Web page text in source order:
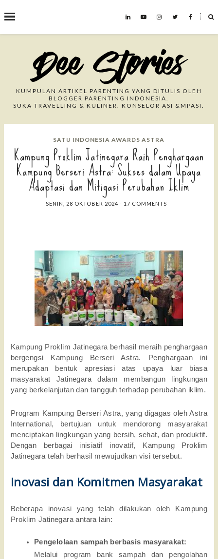
˟
Search This Blog
KUMPULAN ARTIKEL PARENTING YANG DITULIS OLEH
BLOGGER PARENTING INDONESIA.
SUKA TRAVELLING & KULINER. KONSELOR ASI &MPASI.
SATU INDONESIA AWARDS ASTRA
Kampung Proklim Jatinegara Raih Penghargaan
Kampung Berseri Astra: Sukses dalam Upaya
Adaptasi dan Mitigasi Perubahan Iklim
SENIN, 28 OKTOBER 2024 - 17 COMMENTS
Kampung Proklim Jatinegara berhasil meraih penghargaan
bergengsi Kampung Berseri Astra. Penghargaan ini
merupakan bentuk apresiasi atas upaya luar biasa
masyarakat Jatinegara dalam membangun lingkungan
yang berkelanjutan dan tangguh terhadap perubahan iklim.
Program Kampung Berseri Astra, yang digagas oleh Astra
International, bertujuan untuk mendorong masyarakat
menciptakan lingkungan yang bersih, sehat, dan produktif.
Dengan berbagai inisiatif inovatif, Kampung Proklim
Jatinegara telah berhasil mewujudkan visi tersebut.
Inovasi dan Komitmen Masyarakat
Beberapa inovasi yang telah dilakukan oleh Kampung
Proklim Jatinegara antara lain:
Pengelolaan sampah berbasis masyarakat:
Melalui program bank sampah dan pengolahan